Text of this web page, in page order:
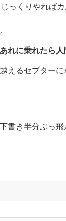
っくりやれば
れに乗れたら人
えるセプター
書き半分ぶっ飛